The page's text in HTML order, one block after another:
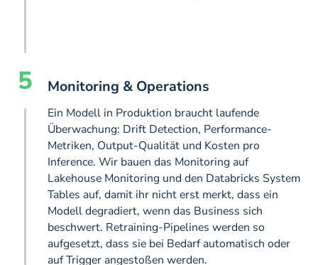
5 Monitoring & Operations
Ein Modell in Produktion braucht laufende
Überwachung: Drift Detection, Performance-
Metriken, Output-Qualität und Kosten pro
Inference. Wir bauen das Monitoring auf
Lakehouse Monitoring und den Databricks System
Tables auf, damit ihr nicht erst merkt, dass ein
Modell degradiert, wenn das Business sich
beschwert. Retraining-Pipelines werden so
aufgesetzt, dass sie bei Bedarf automatisch oder
auf Trigger angestoßen werden.